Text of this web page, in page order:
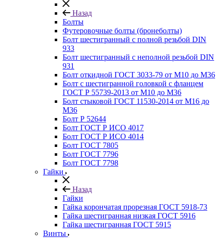
Назад
Болты
Футеровочные болты (бронеболты)
Болт шестигранный с полной резьбой DIN
933
Болт шестигранный с неполной резьбой DIN
931
Болт откидной ГОСТ 3033-79 от М10 до М36
Болт с шестигранной головкой с фланцем
ГОСТ Р 55739-2013 от М10 до М36
Болт стыковой ГОСТ 11530-2014 от М16 до
М36
Болт Р 52644
Болт ГОСТ Р ИСО 4017
Болт ГОСТ Р ИСО 4014
Болт ГОСТ 7805
Болт ГОСТ 7796
Болт ГОСТ 7798
Гайки
Назад
Гайки
Гайка корончатая прорезная ГОСТ 5918-73
Гайка шестигранная низкая ГОСТ 5916
Гайка шестигранная ГОСТ 5915
Винты